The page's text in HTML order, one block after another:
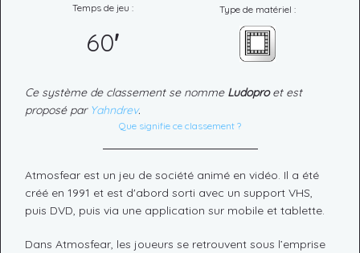
Temps de jeu :
60'
Type de matériel :
Ce système de classement se nomme Ludoproet est
proposé par Yahndrev.
Que signifie ce classement ?
Atmosfear est un jeu de société animé en vidéo. Il a été
créé en 1991 et est d'abord sorti avec un support VHS,
puis DVD, puis via une application sur mobile et tablette.
Dans Atmosfear, les joueurs se retrouvent sous l’emprise